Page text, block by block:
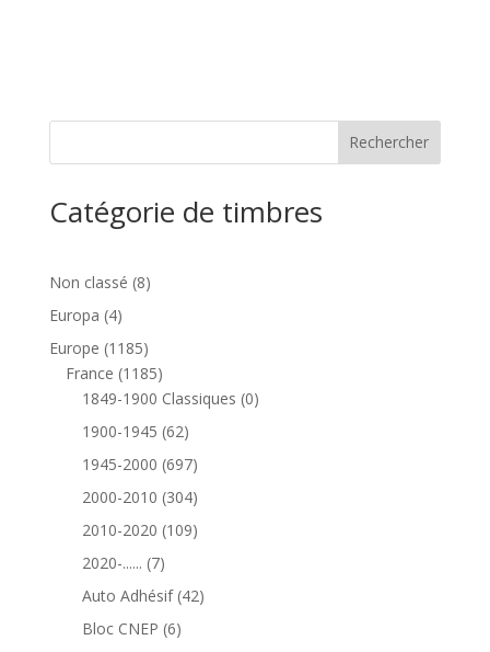
Catégorie de timbres
Non classé 88
Europa 44
produits
Europe 11851185
produits
France 11851185
produits
1849-1900 Classiques 00
1900-1945 6262
produits
1945-2000 697697
produits
2000-2010 304304
produits
2010-2020 109109
2020-...... 77
produits
Auto Adhésif 4242
Bloc CNEP 66